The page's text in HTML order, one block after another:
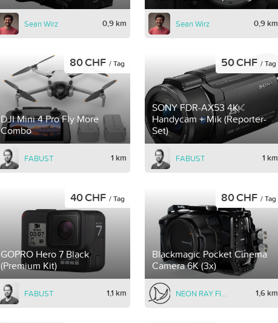
Sean Wirz 0,9 km Sean Wirz 0,9 km
DJI Mini 4 Pro Fly More
Combo
80 CHF / Tag
FABUST 1 km
SONY FDR-AX53 4K
Handycam + Mik (Reporter-
Set)
50 CHF / Tag
FABUST 1 km
GOPRO Hero 7 Black
(Premium Kit)
40 CHF / Tag
FABUST 1,1 km
Blackmagic Pocket Cinema
Camera 6K (3x)
80 CHF / Tag
NEON RAY FILMS 1,6 km